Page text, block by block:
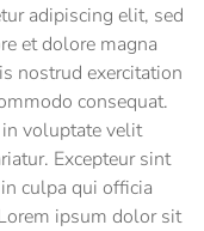
adipiscing elit, sed
et dolore magna
nostrud exercitation
consequat.
voluptate velit
Excepteur sint
culpa qui officia
ipsum dolor sit